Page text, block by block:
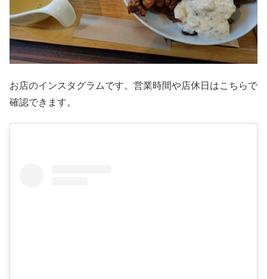
お店のインスタグラムです。営業時間や店休日はこちらで
確認できます。